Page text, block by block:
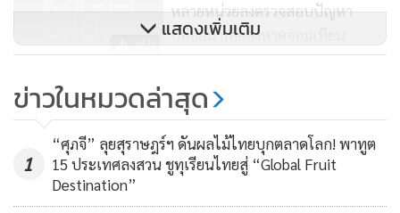
ปัญหาน้ำท่วมเมืองป่าตอง ซึ่งเนื้องานดังกล่าวได้รวมการขุดลอก
ตะกอนในท้องคลองปากบางไว้ด้วย หากเทศบาลเข้าดำเนินการ
265
หลายหน่วยลงตรวจสอบปัญหา
ปล่อยน้ำเสียลงหาดจอมเทียน
1,746
ปิด โกยเงินนักท่องเที่ยว ครวญปิดตี
หนึ่งทำรายได้สูญคืนร้อยล้าน
แสดงเพิ่มเติม
ข่าวในหมวดล่าสุด
1
“ศุภจี” ลุยสุราษฎร์ฯ ดันผลไม้ไทยบุกตลาดโลก! พาทูต
15 ประเทศลงสวน ชูทุเรียนไทยสู่ “Global Fruit
Destination”